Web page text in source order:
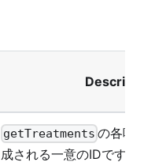
getTreatments の各呼
成される一意のIDです